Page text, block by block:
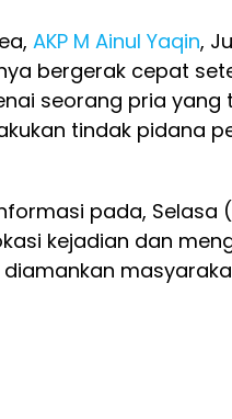
AKP M Ainul Yaqin,
bergerak cepat
seorang pria yang
tindak pidana
pada, Selasa
kejadian dan